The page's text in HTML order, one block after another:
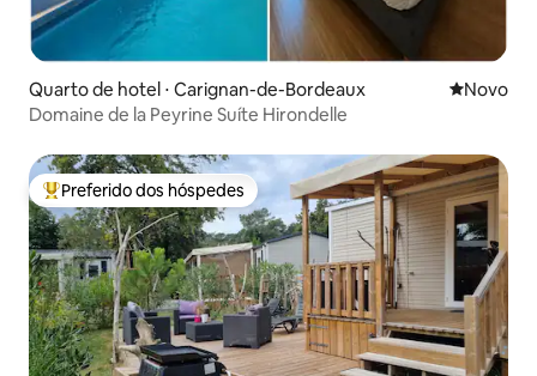
Quarto de hotel ⋅ Carignan-de-Bordeaux Novo
Novo
Domaine de la Peyrine Suíte Hirondelle
Entre os melhores preferidos dos hóspedes
Preferido dos hóspedes